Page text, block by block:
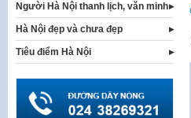
Người Hà Nội thanh lịch, văn minh
Hà Nội đẹp và chưa đẹp
Tiêu điểm Hà Nội